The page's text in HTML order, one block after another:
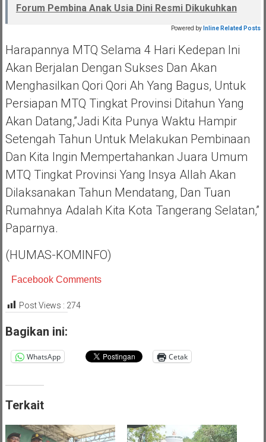
Forum Pembina Anak Usia Dini Resmi Dikukuhkan
Powered by Inline Related Posts
Harapannya MTQ Selama 4 Hari Kedepan Ini
Akan Berjalan Dengan Sukses Dan Akan
Menghasilkan Qori Qori Ah Yang Bagus, Untuk
Persiapan MTQ Tingkat Provinsi Ditahun Yang
Akan Datang,”jadi Kita Punya Waktu Hampir
Setengah Tahun Untuk Melakukan Pembinaan
Dan Kita Ingin Mempertahankan Juara Umum
MTQ Tingkat Provinsi Yang Insya Allah Akan
Dilaksanakan Tahun Mendatang, Dan Tuan
Rumahnya Adalah Kita Kota Tangerang Selatan,”
Paparnya.
(HUMAS-KOMINFO)
Facebook Comments
Post Views : 274
Bagikan ini:
WhatsApp Cetak
Terkait